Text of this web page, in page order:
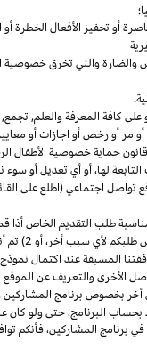
أو تحفيز الأفعال الخطرة أو
والضارة والتي تخرق خصوصية
على كافة المعرفة والعلم,
أو رخص أو اجازات أو
حماية خصوصية الأطفال
لها،أو أي تعديل أو سوء
اجتماعي (اطلع على
طلب التقديم الخاص أذا
أخر،أو 2) تم أنهاء حسابكم بسبب أي خرق أو مخالفة (وفق تقديرنا
المسبقة عند اكتمال
الأخرى والتعريف عن
بخصوص برنامج المشاركين
بحساب البرنامج،حتى ولو كان
برنامج المشاركين،فأنكم